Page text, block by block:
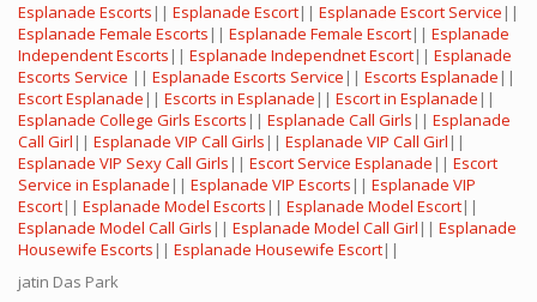
Esplanade Escorts || Esplanade Escort|| Esplanade Escort Service ||
Esplanade Female Escorts || Esplanade Female Escort|| Esplanade
Independent Escorts || Esplanade Independnet Escort|| Esplanade
Escorts Service || Esplanade Escorts Service || Escorts Esplanade ||
Escort Esplanade || Escorts in Esplanade || Escort in Esplanade ||
Esplanade College Girls Escorts || Esplanade Call Girls || Esplanade
Call Girl || Esplanade VIP Call Girls || Esplanade VIP Call Girl ||
Esplanade VIP Sexy Call Girls || Escort Service Esplanade || Escort
Service in Esplanade || Esplanade VIP Escorts || Esplanade VIP
Escort|| Esplanade Model Escorts || Esplanade Model Escort||
Esplanade Model Call Girls || Esplanade Model Call Girl || Esplanade
Housewife Escorts || Esplanade Housewife Escort||
jatin Das Park